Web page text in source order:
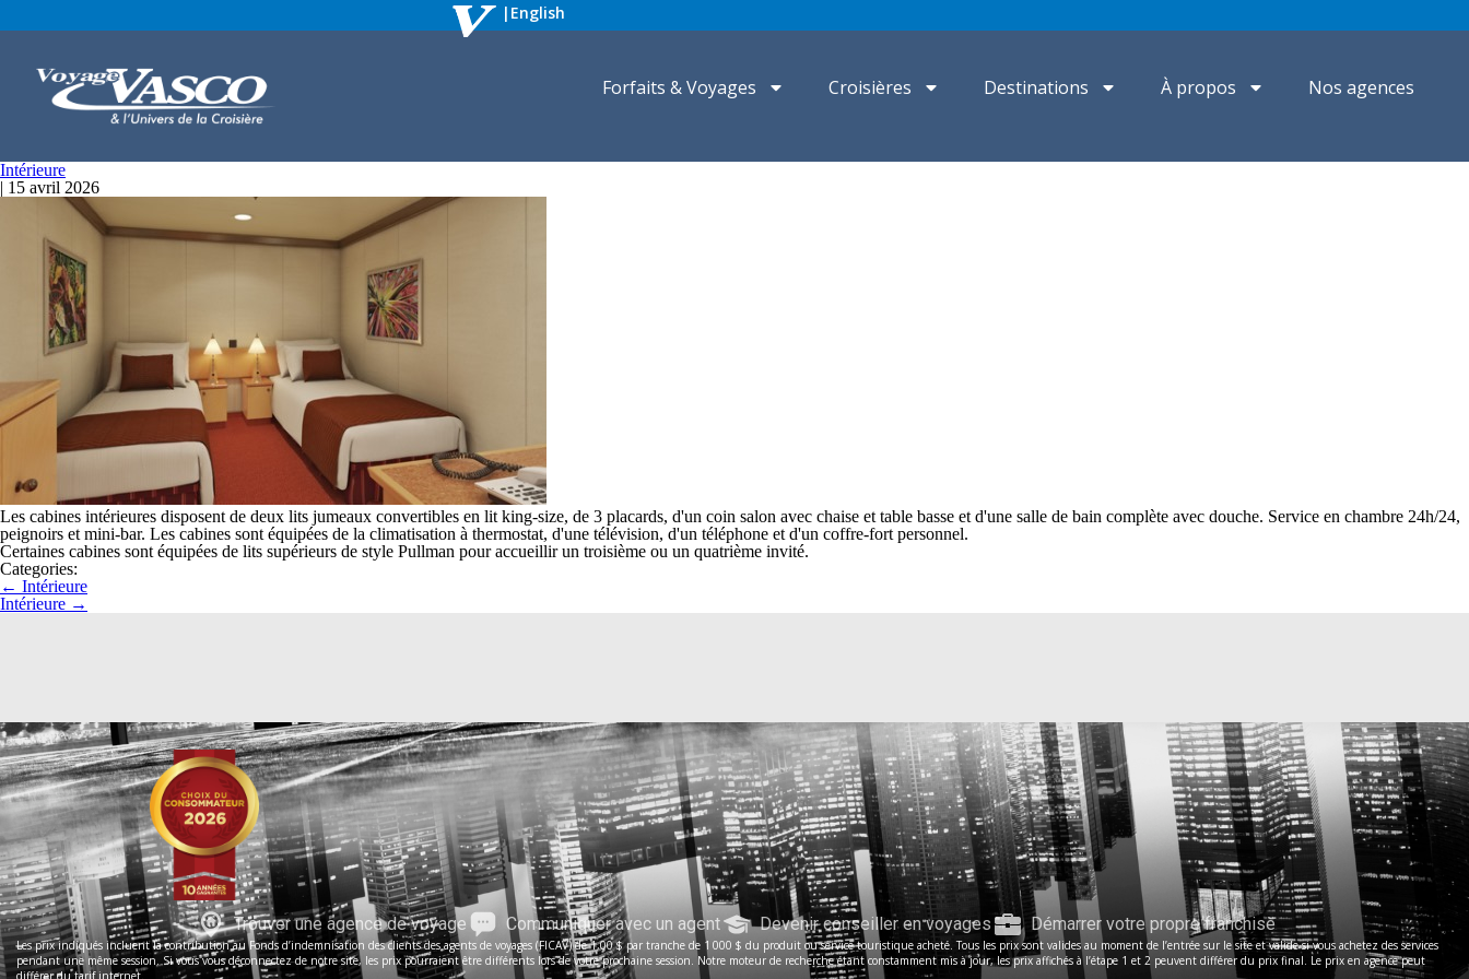
| English
Forfaits & Voyages Croisières Destinations À propos Nos agences
Intérieure
| 15 avril 2026
Les cabines intérieures disposent de deux lits jumeaux convertibles en lit king-size, de 3 placards, d'un coin salon avec chaise et table basse et d'une salle de bain complète avec douche. Service en chambre 24h/24,
peignoirs et mini-bar. Les cabines sont équipées de la climatisation à thermostat, d'une télévision, d'un téléphone et d'un coffre-fort personnel.
Certaines cabines sont équipées de lits supérieurs de style Pullman pour accueillir un troisième ou un quatrième invité.
Categories:
← Intérieure
Intérieure →
Trouver une agence de voyage Communiquer avec un agent Devenir conseiller en voyages Démarrer votre propre franchise
Les prix indiqués incluent la contribution au Fonds d’indemnisation des clients des agents de voyages (FICAV) de 1,00 $ par tranche de 1 000 $ du produit ou service touristique acheté. Tous les prix sont valides au moment de l’entrée sur le site et valide si vous achetez des services
pendant une même session. Si vous vous déconnectez de notre site, les prix pourraient être différents lors de votre prochaine session. Notre moteur de recherche étant constamment mis à jour, les prix affichés à l’étape 1 et 2 peuvent différer du prix final. Le prix en agence peut